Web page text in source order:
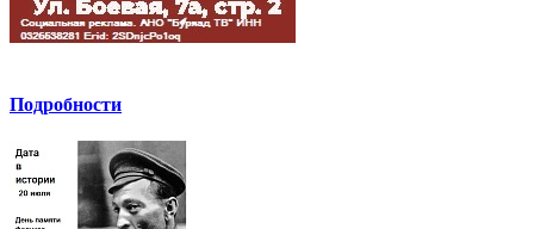
Подробности